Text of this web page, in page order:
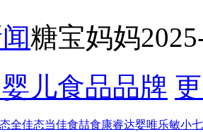
糖宝妈妈
儿食品品牌
态全佳态当佳食喆食康睿达婴唯乐敏小七